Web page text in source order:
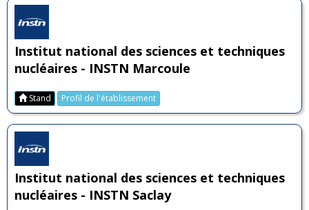
Institut national des sciences et techniques
nucléaires - INSTN Marcoule
Stand Profil de l'établissement
Institut national des sciences et techniques
nucléaires - INSTN Saclay